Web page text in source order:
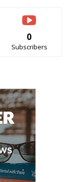
0
Subscribers